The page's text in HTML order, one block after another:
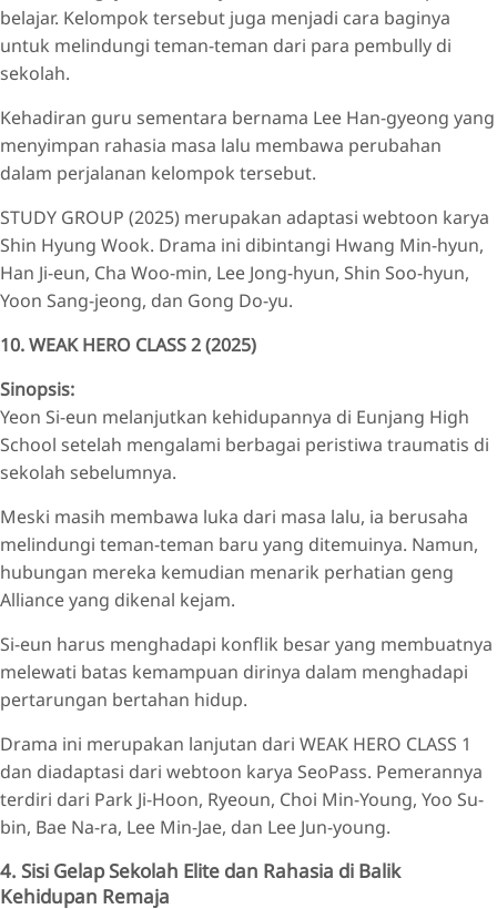
belajar. Kelompok tersebut juga menjadi cara baginya
untuk melindungi teman-teman dari para pembully di
sekolah.
Kehadiran guru sementara bernama Lee Han-gyeong yang
menyimpan rahasia masa lalu membawa perubahan
dalam perjalanan kelompok tersebut.
STUDY GROUP (2025) merupakan adaptasi webtoon karya
Shin Hyung Wook. Drama ini dibintangi Hwang Min-hyun,
Han Ji-eun, Cha Woo-min, Lee Jong-hyun, Shin Soo-hyun,
Yoon Sang-jeong, dan Gong Do-yu.
10. WEAK HERO CLASS 2 (2025)
Sinopsis:
Yeon Si-eun melanjutkan kehidupannya di Eunjang High
School setelah mengalami berbagai peristiwa traumatis di
sekolah sebelumnya.
Meski masih membawa luka dari masa lalu, ia berusaha
melindungi teman-teman baru yang ditemuinya. Namun,
hubungan mereka kemudian menarik perhatian geng
Alliance yang dikenal kejam.
Si-eun harus menghadapi konflik besar yang membuatnya
melewati batas kemampuan dirinya dalam menghadapi
pertarungan bertahan hidup.
Drama ini merupakan lanjutan dari WEAK HERO CLASS 1
dan diadaptasi dari webtoon karya SeoPass. Pemerannya
terdiri dari Park Ji-Hoon, Ryeoun, Choi Min-Young, Yoo Su-
bin, Bae Na-ra, Lee Min-Jae, dan Lee Jun-young.
4. Sisi Gelap Sekolah Elite dan Rahasia di Balik
Kehidupan Remaja